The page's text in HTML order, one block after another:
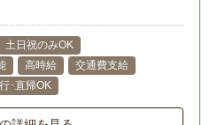
土日祝のみOK
高時給
交通費支給
･直帰OK